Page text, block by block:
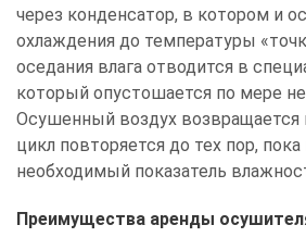
через конденсатор, в котором и
охлаждения до температуры
оседания влага отводится в
который опустошается по мере
Осушенный воздух
цикл повторяется до тех пор,
необходимый показатель
Преимущества аренды